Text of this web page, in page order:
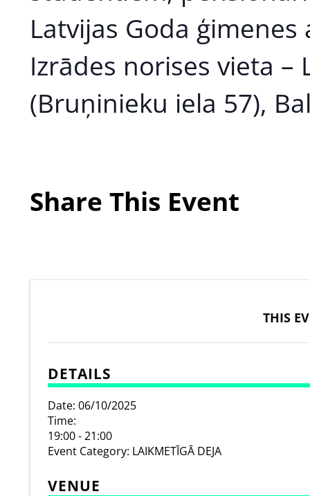
Latvijas Goda
Izrādes norises vieta –
(Bruņinieku iela 57),
Share This Event
THIS
DETAILS
Date: 06/10/2025
Time:
19:00 - 21:00
Event Category: LAIKMETĪGĀ DEJA
VENUE